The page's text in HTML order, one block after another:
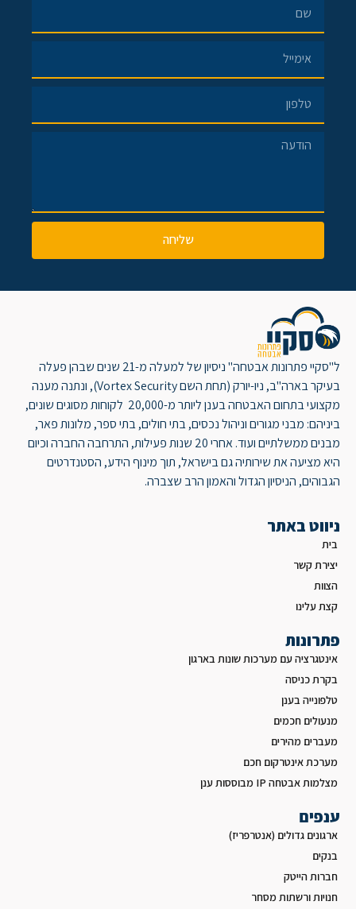
שליחה
ל"סקיי פתרונות אבטחה" ניסיון של למעלה מ-21 שנים שבהן פעלה
בעיקר בארה"ב, ניו-יורק (תחת השם Vortex Security), ונתנה מענה
מקצועי בתחום האבטחה בענן ליותר מ-20,000 לקוחות מסוגים שונים,
ביניהם: מבני מגורים וניהול נכסים, בתי חולים, בתי ספר, מלונות פאר,
מבנים ממשלתיים ועוד. אחרי 20 שנות פעילות, התרחבה החברה וכיום
היא מציעה את שירותיה גם בישראל, תוך מינוף הידע, הסטנדרטים
הגבוהים, הניסיון הגדול והאמון הרב שצברה.
ניווט באתר
בית
יצירת קשר
הצוות
קצת עלינו
פתרונות
אינטגרציה עם מערכות שונות בארגון
בקרת כניסה
טלפונייה בענן
מנעולים חכמים
מעברים מהירים
מערכת אינטרקום חכם
מצלמות אבטחה IP מבוססות ענן
ענפים
ארגונים גדולים (אנטרפריז)
בנקים
חברות הייטק
חנויות ורשתות מסחר